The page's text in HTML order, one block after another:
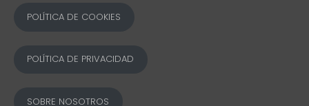
POLÍTICA DE COOKIES
POLÍTICA DE PRIVACIDAD
SOBRE NOSOTROS